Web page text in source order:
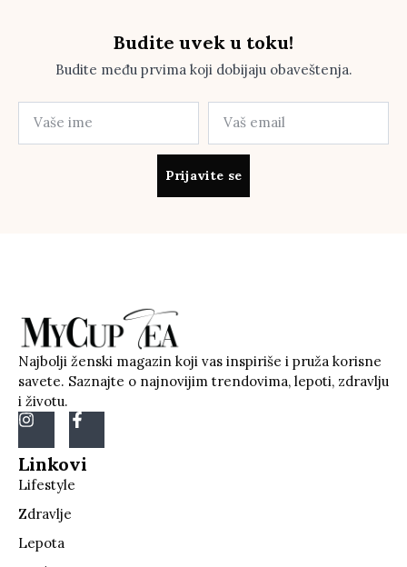
Budite uvek u toku!
Budite među prvima koji dobijaju obaveštenja.
Prijavite se
Najbolji ženski magazin koji vas inspiriše i pruža korisne
savete. Saznajte o najnovijim trendovima, lepoti, zdravlju
i životu.
Linkovi
Lifestyle
Zdravlje
Lepota